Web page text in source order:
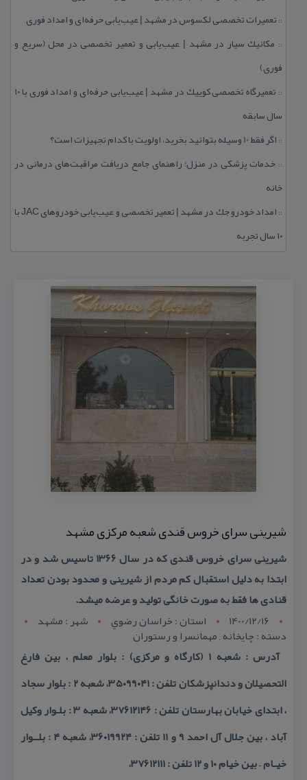
:: تعمیرات تخصصی لكسوس در مشهد | عیب‌یابی حرفه‌ای و امداد فوری
:: مكانیك سیار در مشهد | عیب‌یابی و تعمیر تخصصی در محل (سریع و
فوری)
::
تعمیرگاه تخصصی كوییك در مشهد | عیب‌یابی حرفه‌ای و امداد فوری با ۱۰
سال سابقه
:: اگر فقط 10 وسیله بتوانید بخرید، اولویت با كدام تجهیزات است؟
:: خدمات پزشكی در منزل؛ راهنمای جامع دریافت مراقبت‌های درمانی در
خانه
::
امداد خودرو جك در مشهد | تعمیر تخصصی و عیب‌یابی خودروهای JAC با
۱۰ سال تجربه
شیرینی سرای خروس قندی شعبه مركزی مشهد
شیرینی سرای خروس قندی كه در سال ۱۳۶۶ تاسیس شد و در
ابتدا به دلیل استقبال كم مردم از شیرینی و محدود بودن تعداد
قنادی ها فقط به صورت خانگی تولید و عرضه میشد.
1400/12/16
استان : خراسان رضوي شهر : مشهد
دسته : چایخانه , مهمانسرا و رستوران
آدرس : شعبه ۱ (كارگاه و مركزی) : بلوار معلم ، بین فارغ
التحصیلان و دندانپزشكان تلفن : ۳۵۰۹۹۰۴۱، شعبه ۲ : بلوار سجاد
، ابتدای خیابان بهارستان تلفن : ۳۷۶۱۲۱۴۶، شعبه ۳ : بلـوار وكیل
آباد ، بین جلال آل احمد ۹ و ۱۱ تلفن : ۳۶۰۱۹۹۲۴، شعبه ۴ : بلــوار
خیـام – بین خیام ۱۰ و ۱۲ تلفن : ۳۷۶۱۲۱۱۱،